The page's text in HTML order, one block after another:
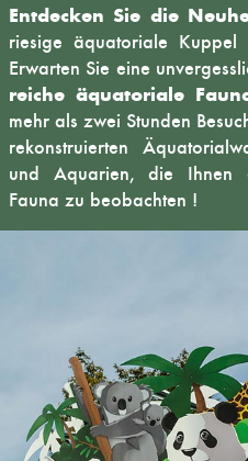
Entdecken Sie die
riesige äquatoriale Kuppel
Erwarten Sie eine
reiche äquatoriale
mehr als zwei Stunden
rekonstruierten
und Aquarien, die Ihnen
Fauna zu beobachten !